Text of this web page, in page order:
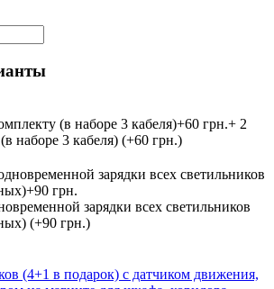
+ 2
наборе 3 кабеля) (+60 грн.)
зарядки всех светильников
(+90 грн.)